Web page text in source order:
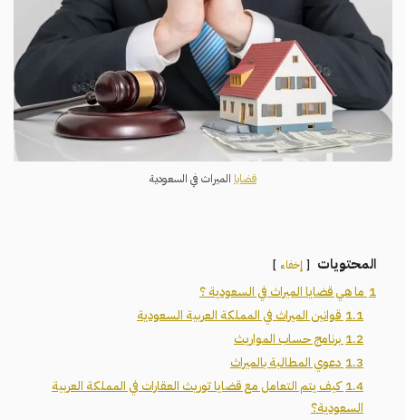
قضايا الميراث في السعودية
المحتويات إخفاء
1 ما هي قضايا الميراث في السعودية ؟
1.1 قوانين الميراث في المملكة العربية السعودية
1.2 برنامج حساب المواريث
1.3 دعوي المطالبة بالميراث
1.4 كيف يتم التعامل مع قضايا توريث العقارات في المملكة العربية
السعودية؟